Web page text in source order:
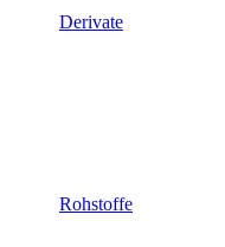
Derivate
Rohstoffe